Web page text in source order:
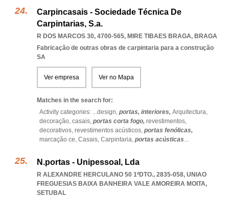
Carpincasais - Sociedade Técnica De
Carpintarias, S.a.
R DOS MARCOS 30, 4700-565, MIRE TIBAES BRAGA, BRAGA
Fabricação de outras obras de carpintaria para a construção
SA
Ver empresa Ver no Mapa
Matches in the search for:
Activity categories: ...design, portas, interiores, Arquitectura,
decoração, casais, portas corta fogo, revestimentos,
decorativos, revestimentos acústicos, portas fenólicas,
marcação ce, Casais, Carpintaria, portas acústicas...
N.portas - Unipessoal, Lda
R ALEXANDRE HERCULANO 50 1ºDTO., 2835-058, UNIAO
FREGUESIAS BAIXA BANHEIRA VALE AMOREIRA MOITA,
SETUBAL